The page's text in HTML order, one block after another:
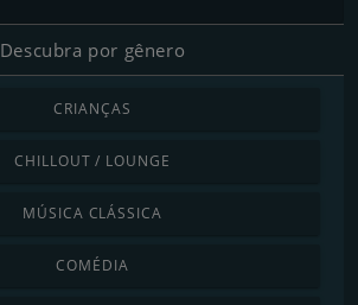
Descubra por gênero
CRIANÇAS
CHILLOUT / LOUNGE
MÚSICA CLÁSSICA
COMÉDIA